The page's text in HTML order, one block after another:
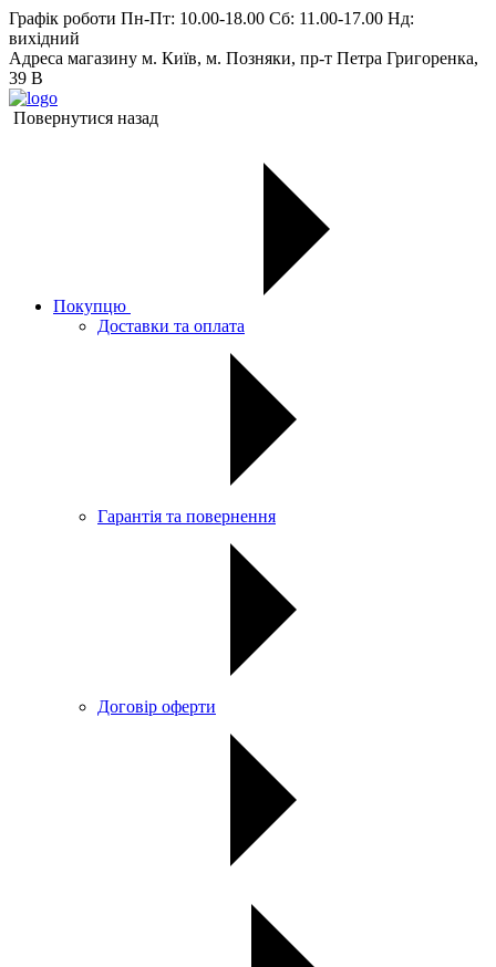
Графік роботи Пн-Пт: 10.00-18.00 Сб: 11.00-17.00 Нд:
вихiдний
Адреса магазину м. Київ, м. Позняки, пр-т Петра Григоренка,
39 В
Повернутися назад
Покупцю
Доставки та оплата
Гарантія та повернення
Договір оферти